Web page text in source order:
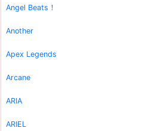
Angel Beats！
Another
Apex Legends
Arcane
ARIA
ARIEL